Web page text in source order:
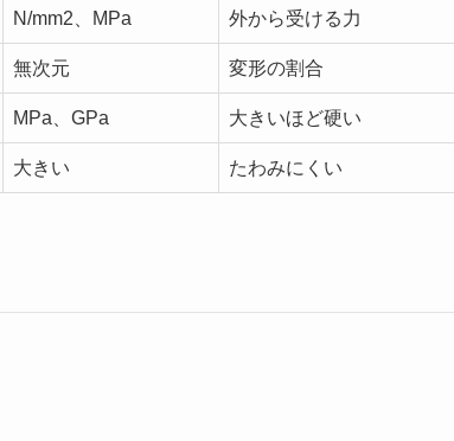
N/mm2、MPa 外から受ける力
無次元 変形の割合
MPa、GPa 大きいほど硬い
大きい たわみにくい